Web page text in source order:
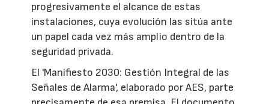
progresivamente el alcance de estas
instalaciones, cuya evolución las sitúa ante
un papel cada vez más amplio dentro de la
seguridad privada.
El 'Manifiesto 2030: Gestión Integral de las
Señales de Alarma', elaborado por AES, parte